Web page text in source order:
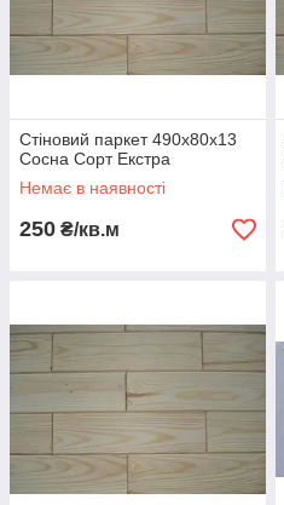
Стіновий паркет 490х80х13
Сосна Сорт Екстра
Немає в наявності
250 ₴/кв.м